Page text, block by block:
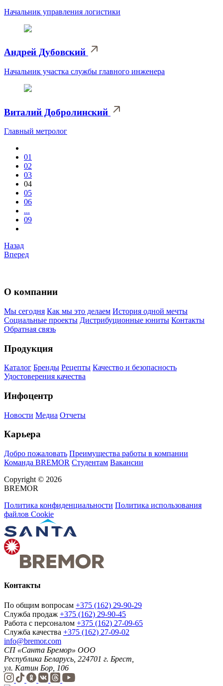
Начальник управления логистики
Андрей Дубовский
Начальник участка службы главного инженера
Виталий Добролинский
Главный метролог
01
02
03
04
05
06
...
09
Назад
Вперед
О компании
Мы сегодня Как мы это делаем История одной мечты
Социальные проекты Дистрибуционные юниты Контакты
Обратная связь
Продукция
Каталог Бренды Рецепты Качество и безопасность
Удостоверения качества
Инфоцентр
Новости Медиа Отчеты
Карьера
Добро пожаловать Преимущества работы в компании
Команда BREMOR Студентам Вакансии
Copyright © 2026
BREMOR
Политика конфиденциальности Политика использования
файлов Cookie
Контакты
По общим вопросам +375 (162) 29-90-29
Служба продаж +375 (162) 29-90-45
Работа с персоналом +375 (162) 27-09-65
Служба качества +375 (162) 27-09-02
info@bremor.com
СП «Санта Бремор» ООО
Республика Беларусь, 224701 г. Брест,
ул. Катин Бор, 106